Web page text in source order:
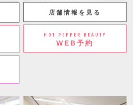
店舗情報を見る
HOT PEPPER BEAUTY
WEB予約